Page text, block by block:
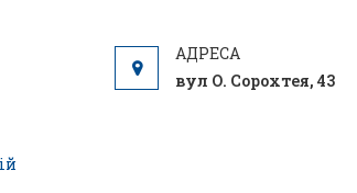
вул О. Сорохтея, 43